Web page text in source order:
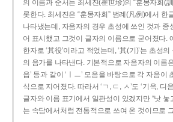
의 이름과 순서는 최세진(崔世珍)의 “훈몽자회(
롯한다. 최세진은 “훈몽자회” 범례(凡例)에서 한
나타냈는데, 자음자의 경우 초성에 쓰인 것과 종
어 표시했고 그것이 글자의 이름으로 굳어졌다.
한자로 ‘其役’이라고 적었는데, ‘其(기)’는 초성의
의 음가를 나타낸다. 기본적으로 자음자의 이름
읍’ 등과 같이 ‘ㅣㅡ’ 모음을 바탕으로 각 자음이
식으로 지어졌다. 따라서 ‘ㄱ, ㄷ, ㅅ’도 ‘기윽, 디
글자와 이름 표기에서 일관성이 있겠지만 “낫 놓
는 속담에서처럼 전통적으로 쓰여 온 것이므로